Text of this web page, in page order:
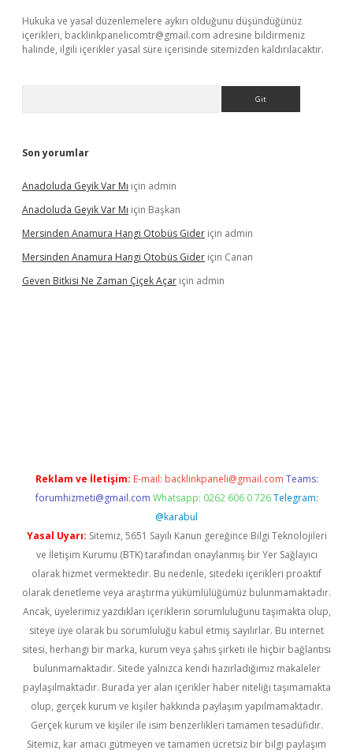
Hukuka ve yasal düzenlemelere aykırı olduğunu düşündüğünüz
içerikleri, backlinkpanelicomtr@gmail.com adresine bildirmeniz
halinde, ilgili içerikler yasal süre içerisinde sitemizden kaldırılacaktır.
Son yorumlar
Anadoluda Geyik Var Mı için admin
Anadoluda Geyik Var Mı için Başkan
Mersinden Anamura Hangi Otobüs Gider için admin
Mersinden Anamura Hangi Otobüs Gider için Canan
Geven Bitkisi Ne Zaman Çiçek Açar için admin
Reklam ve İletişim: E-mail: backlinkpaneli@gmail.com Teams:
forumhizmeti@gmail.com Whatsapp: 0262 606 0 726 Telegram:
@karabul
Yasal Uyarı: Sitemiz, 5651 Sayılı Kanun gereğince Bilgi Teknolojileri
ve İletişim Kurumu (BTK) tarafından onaylanmış bir Yer Sağlayıcı
olarak hizmet vermektedir. Bu nedenle, sitedeki içerikleri proaktif
olarak denetleme veya araştırma yükümlülüğümüz bulunmamaktadır.
Ancak, üyelerimiz yazdıkları içeriklerin sorumluluğunu taşımakta olup,
siteye üye olarak bu sorumluluğu kabul etmiş sayılırlar. Bu internet
sitesi, herhangi bir marka, kurum veya şahıs şirketi ile hiçbir bağlantısı
bulunmamaktadır. Sitede yalnızca kendi hazırladığımız makaleler
paylaşılmaktadır. Burada yer alan içerikler haber niteliği taşımamakta
olup, gerçek kurum ve kişiler hakkında paylaşım yapılmamaktadır.
Gerçek kurum ve kişiler ile isim benzerlikleri tamamen tesadüfidir.
Sitemiz, kar amacı gütmeyen ve tamamen ücretsiz bir bilgi paylaşım